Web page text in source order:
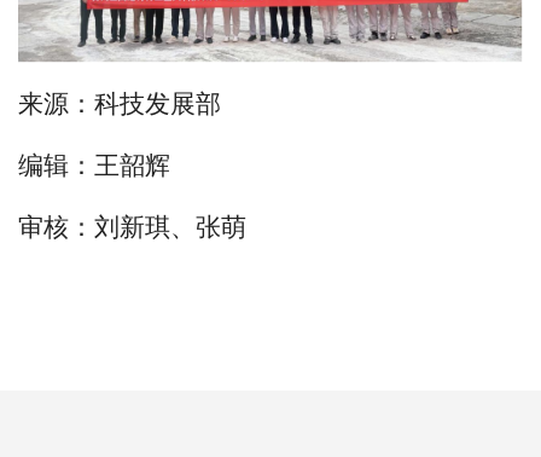
来源：科技发展部
编辑：王韶辉
审核：刘新琪、张萌